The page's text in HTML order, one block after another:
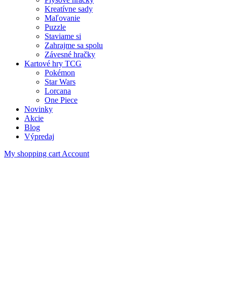
Kreatívne sady
Maľovanie
Puzzle
Staviame si
Zahrajme sa spolu
Závesné hračky
Kartové hry TCG
Pokémon
Star Wars
Lorcana
One Piece
Novinky
Akcie
Blog
Výpredaj
My shopping cart Account